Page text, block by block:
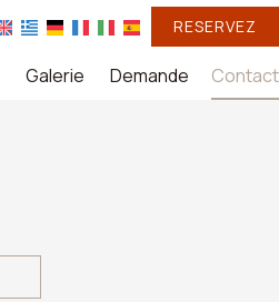
RESERVEZ
Galerie Demande Contact